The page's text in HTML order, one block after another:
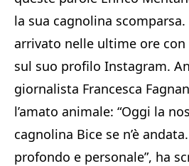
la sua cagnolina scomparsa.
arrivato nelle ultime ore
sul suo profilo Instagram.
giornalista Francesca
l’amato animale: “Oggi la
cagnolina Bice se n’è
profondo e personale”, ha